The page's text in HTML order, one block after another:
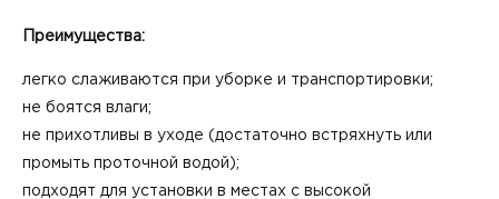
Преимущества:
легко слаживаются при уборке и транспортировки;
не боятся влаги;
не прихотливы в уходе (достаточно встряхнуть или
промыть проточной водой);
подходят для установки в местах с высокой